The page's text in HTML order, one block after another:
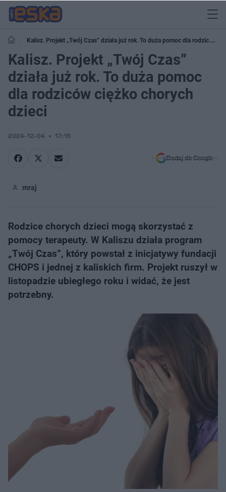
Kalisz. Projekt „Twój Czas” działa już rok. To duża pomoc dla rodziców
ciężko chorych dzieci
Kalisz. Projekt „Twój Czas”
działa już rok. To duża pomoc
dla rodziców ciężko chorych
dzieci
2024-12-04 17:15
Dodaj do Google
mraj
Rodzice chorych dzieci mogą skorzystać z
pomocy terapeuty. W Kaliszu działa program
„Twój Czas”, który powstał z inicjatywy fundacji
CHOPS i jednej z kaliskich firm. Projekt ruszył w
listopadzie ubiegłego roku i widać, że jest
potrzebny.